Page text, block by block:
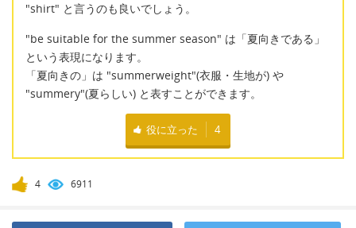
"shirt" と言うのも良いでしょう。
"be suitable for the summer season" は「夏向きである」
という表現になります。
「夏向きの」は "summerweight"(衣服・生地が) や
"summery"(夏らしい) と表すことができます。
役に立った 4
4 6911